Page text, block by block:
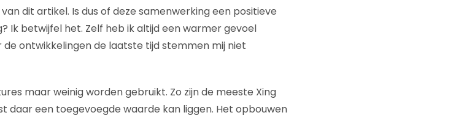
dit artikel. Is dus of deze samenwerking een positieve
Ik betwijfel het. Zelf heb ik altijd een warmer gevoel
de ontwikkelingen de laatste tijd stemmen mij niet
maar weinig worden gebruikt. Zo zijn de meeste Xing
daar een toegevoegde waarde kan liggen. Het opbouwen